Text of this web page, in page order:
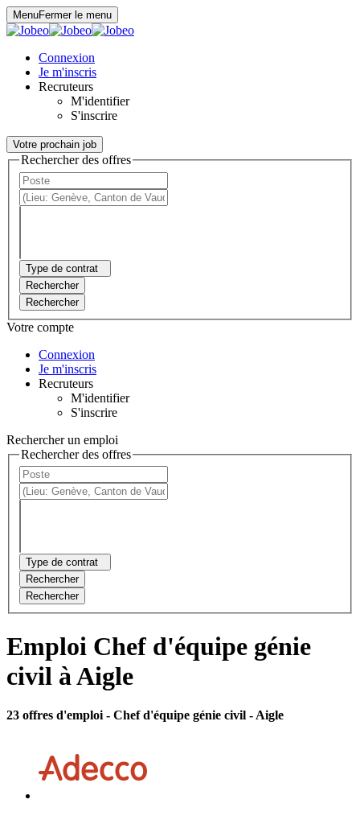
MenuFermer le menu
Connexion
Je m'inscris
Recruteurs
M'identifier
S'inscrire
Votre prochain job
Rechercher des offres
Type de contrat
Rechercher
Rechercher
Votre compte
Connexion
Je m'inscris
Recruteurs
M'identifier
S'inscrire
Rechercher un emploi
Rechercher des offres
Type de contrat
Rechercher
Rechercher
Emploi Chef d'équipe génie
civil à Aigle
23 offres d'emploi - Chef d'équipe génie civil - Aigle
Panneau de gestion des cookies